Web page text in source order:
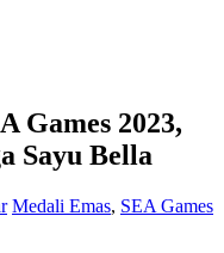
Games 2023,
Sayu Bella
Medali Emas, SEA Games